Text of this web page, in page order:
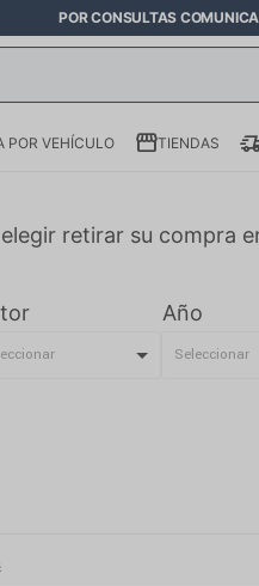
POR CONSULTAS
POR VEHÍCULO TIENDAS
retirar su compra
Año